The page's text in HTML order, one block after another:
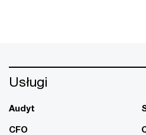
Usługi
Audyt
CFO